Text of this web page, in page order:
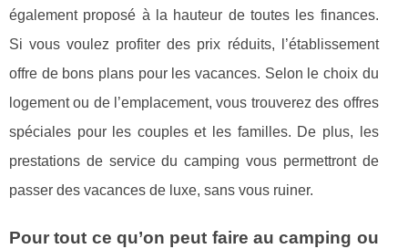
également proposé à la hauteur de toutes les finances.
Si vous voulez profiter des prix réduits, l’établissement
offre de bons plans pour les vacances. Selon le choix du
logement ou de l’emplacement, vous trouverez des offres
spéciales pour les couples et les familles. De plus, les
prestations de service du camping vous permettront de
passer des vacances de luxe, sans vous ruiner.
Pour tout ce qu’on peut faire au camping ou